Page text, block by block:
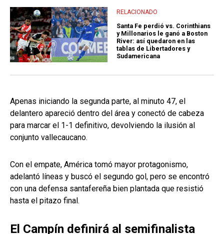
RELACIONADO
Santa Fe perdió vs. Corinthians
y Millonarios le ganó a Boston
River: así quedaron en las
tablas de Libertadores y
Sudamericana
Apenas iniciando la segunda parte, al minuto 47, el
delantero apareció dentro del área y conectó de cabeza
para marcar el 1-1 definitivo, devolviendo la ilusión al
conjunto vallecaucano.
Con el empate, América tomó mayor protagonismo,
adelantó líneas y buscó el segundo gol, pero se encontró
con una defensa santafereña bien plantada que resistió
hasta el pitazo final.
El Campín definirá al semifinalista